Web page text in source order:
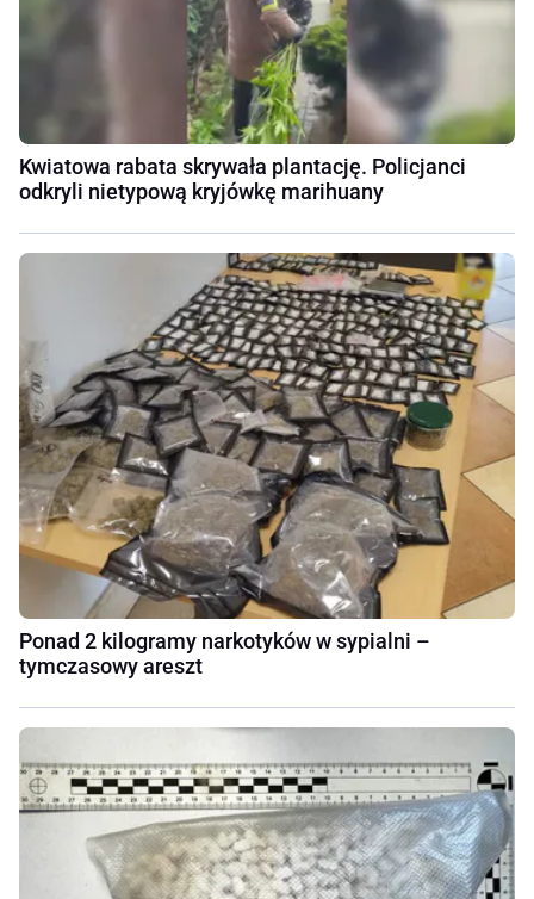
Kwiatowa rabata skrywała plantację. Policjanci
odkryli nietypową kryjówkę marihuany
Ponad 2 kilogramy narkotyków w sypialni –
tymczasowy areszt